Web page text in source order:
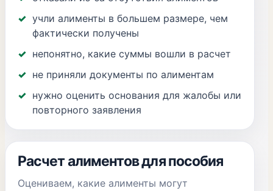
учли алименты в большем размере, чем
фактически получены
непонятно, какие суммы вошли в расчет
не приняли документы по алиментам
нужно оценить основания для жалобы или
повторного заявления
Расчет алиментов для пособия
Оцениваем, какие алименты могут